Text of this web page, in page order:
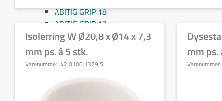
ABITIG GRIP 18
ABITIG GRIP 17
ABITIG GRIP 20
ABITIG GRIP 9
ABITIG GRIP 20 SC
ABITIG GRIP 24 G
ABITIG GRIP 24 W
Sliddele Migatronic
Isolerring W Ø20,8 x Ø14 x 7,3
mm ps. á 5 stk.
Varenummer: 42,0100,1329,5
mm ps.